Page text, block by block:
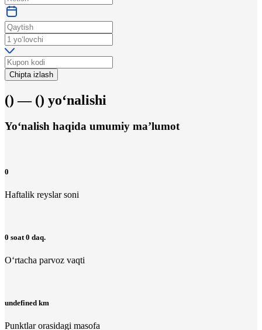
Chipta izlash
() — () yo‘nalishi
Yo‘nalish haqida umumiy ma’lumot
0
Haftalik reyslar soni
0 soat 0 daq.
O‘rtacha parvoz vaqti
undefined km
Punktlar orasidagi masofa